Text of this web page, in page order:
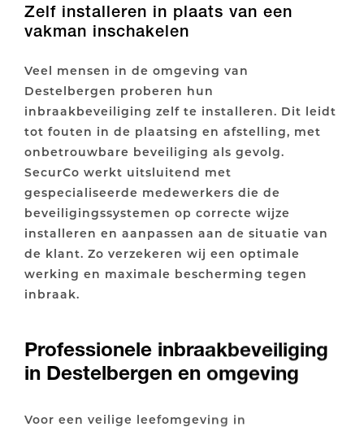
Zelf installeren in plaats van een
vakman inschakelen
Veel mensen in de omgeving van
Destelbergen proberen hun
inbraakbeveiliging zelf te installeren. Dit leidt
tot fouten in de plaatsing en afstelling, met
onbetrouwbare beveiliging als gevolg.
SecurCo werkt uitsluitend met
gespecialiseerde medewerkers die de
beveiligingssystemen op correcte wijze
installeren en aanpassen aan de situatie van
de klant. Zo verzekeren wij een optimale
werking en maximale bescherming tegen
inbraak.
Professionele inbraakbeveiliging
in Destelbergen en omgeving
Voor een veilige leefomgeving in